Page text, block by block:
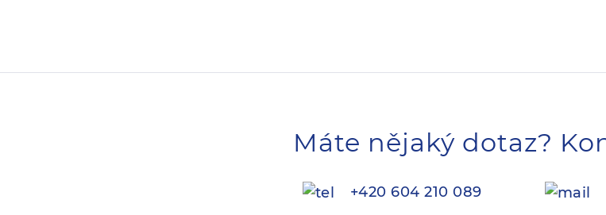
Máte nějaký dotaz?
+420 604 210 089